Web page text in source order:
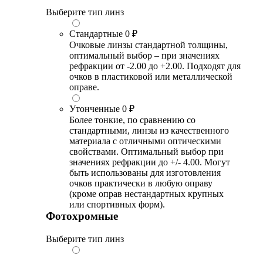
Выберите тип линз
Стандартные 0 ₽
Очковые линзы стандартной толщины,
оптимальный выбор – при значениях
рефракции от -2.00 до +2.00. Подходят для
очков в пластиковой или металлической
оправе.
Утонченные 0 ₽
Более тонкие, по сравнению со
стандартными, линзы из качественного
материала с отличными оптическими
свойствами. Оптимальный выбор при
значениях рефракции до +/- 4.00. Могут
быть использованы для изготовления
очков практически в любую оправу
(кроме оправ нестандартных крупных
или спортивных форм).
Фотохромные
Выберите тип линз